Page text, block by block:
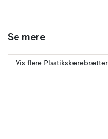
Se mere
Vis flere Plastikskærebrætter